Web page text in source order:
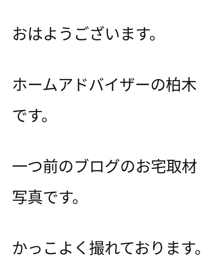
おはようございます。
ホームアドバイザーの柏木
です。
一つ前のブログのお宅取材
写真です。
かっこよく撮れております。